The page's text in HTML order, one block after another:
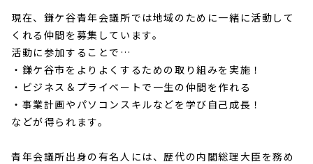
鎌ケ谷青年会議所とは
活動報告
現在、鎌ケ谷青年会議所では地域のために一緒に活動して
くれる仲間を募集しています。
活動に参加することで…
・鎌ケ谷市をよりよくするための取り組みを実施！
・ビジネス＆プライベートで一生の仲間を作れる
・事業計画やパソコンスキルなどを学び自己成長！
などが得られます。
青年会議所出身の有名人には、歴代の内閣総理大臣を務め